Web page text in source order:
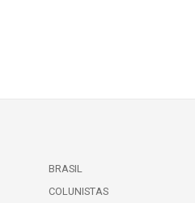
BRASIL
COLUNISTAS